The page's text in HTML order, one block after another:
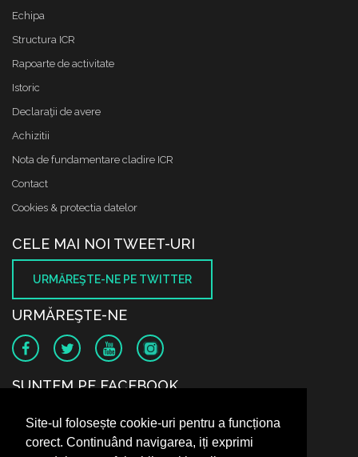
Site-ul folosește cookie-uri pentru a funcționa
corect. Continuând navigarea, iți exprimi
Echipa
Structura ICR
Rapoarte de activitate
Istoric
Declaraţii de avere
Achizitii
Nota de fundamentare cladire ICR
Contact
Cookies & protectia datelor
CELE MAI NOI TWEET-URI
URMĂREŞTE-NE PE TWITTER
URMĂREŞTE-NE
SUNTEM PE FACEBOOK